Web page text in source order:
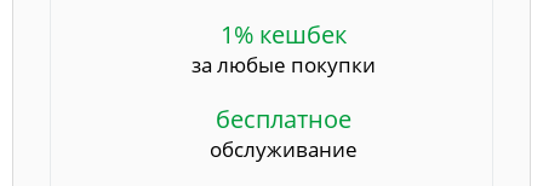
1% кешбек
за любые покупки
бесплатное
обслуживание